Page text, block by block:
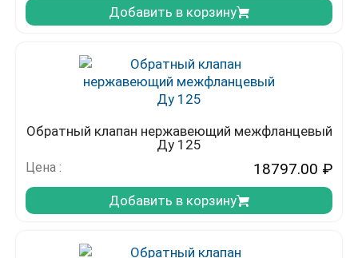
Добавить в корзину
Обратный клапан нержавеющий межфланцевый
Ду 125
Цена : 18797.00 ₽
Добавить в корзину